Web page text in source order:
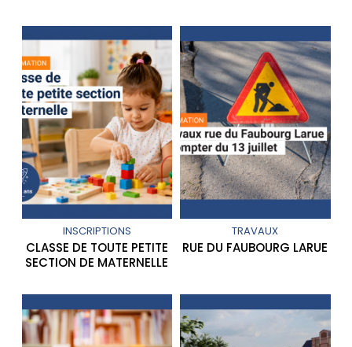
INSCRIPTIONS
CLASSE DE TOUTE PETITE
SECTION DE MATERNELLE
TRAVAUX
RUE DU FAUBOURG LARUE